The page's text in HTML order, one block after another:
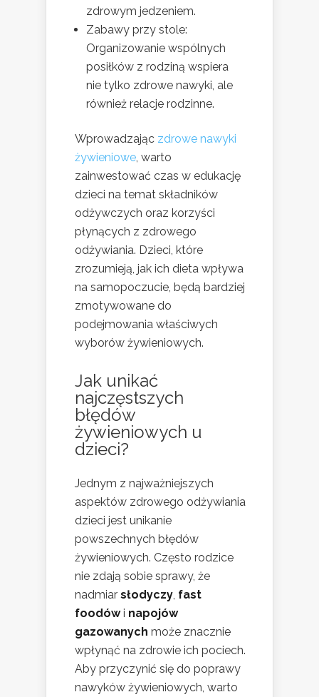
zdrowym jedzeniem.
Zabawy przy stole:
Organizowanie wspólnych
posiłków z rodziną wspiera
nie tylko zdrowe nawyki, ale
również relacje rodzinne.
Wprowadzając zdrowe nawyki
żywieniowe , warto
zainwestować czas w edukację
dzieci na temat składników
odżywczych oraz korzyści
płynących z zdrowego
odżywiania. Dzieci, które
zrozumieją, jak ich dieta wpływa
na samopoczucie, będą bardziej
zmotywowane do
podejmowania właściwych
wyborów żywieniowych.
Jak unikać
najczęstszych
błędów
żywieniowych u
dzieci?
Jednym z najważniejszych
aspektów zdrowego odżywiania
dzieci jest unikanie
powszechnych błędów
żywieniowych. Często rodzice
nie zdają sobie sprawy, że
nadmiar słodyczy fast
foodówi napojów
gazowanych może znacznie
wpłynąć na zdrowie ich pociech.
Aby przyczynić się do poprawy
nawyków żywieniowych, warto